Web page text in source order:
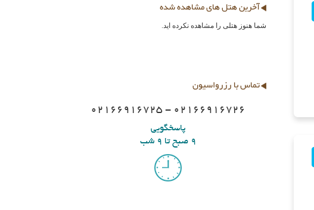
آخرین هتل های مشاهده شده
شما هنوز هتلی را مشاهده نکرده اید.
تماس با رزرواسیون
02166916725 - 02166916726
پاسخگویی
9 صبح تا 9 شب